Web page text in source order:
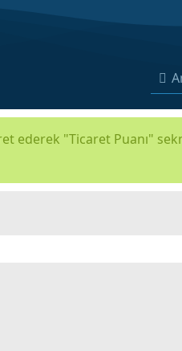
ederek "Ticaret Puanı"